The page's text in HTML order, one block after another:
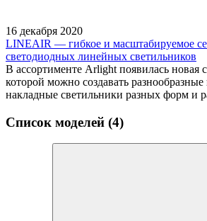
16 декабря 2020
LINEAIR — гибкое и масштабируемое
светодиодных линейных светильников
В ассортименте Arlight появилась новая
которой можно создавать
накладные светильники разных форм и
Список моделей (4)